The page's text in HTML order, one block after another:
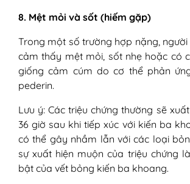
8. Mệt mỏi và sốt (hiếm gặp)
Trong một số trường hợp nặng,
cảm thấy mệt mỏi, sốt nhẹ hoặc có
giống cảm cúm do cơ thể phản
pederin.
Lưu ý: Các triệu chứng thường sẽ
36 giờ sau khi tiếp xúc với kiến ba
có thể gây nhầm lẫn với các loại
sự xuất hiện muộn của triệu chứng
bật của vết bỏng kiến ba khoang.